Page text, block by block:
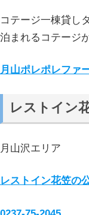
コテージ一棟貸し
泊まれるコテージ
月山ポレポレファ
レストイン
月山沢エリア
レストイン花笠の